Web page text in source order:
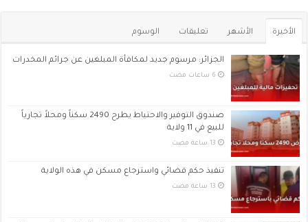
الأخيرة الأشهر تعليقات الوسوم
الجزائر: مرسوم جديد لمكافأة المبلغين عن جرائم المخدرات
صندوق التوفير والاحتياط يطرح 2490 سكناً ومحلاً تجارياً
للبيع في 11 ولاية
تنفيذ حكم قضائي واسترجاع مسكن في هذه الولاية